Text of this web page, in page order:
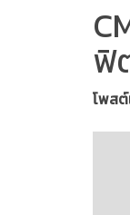
ฟิ
โพส